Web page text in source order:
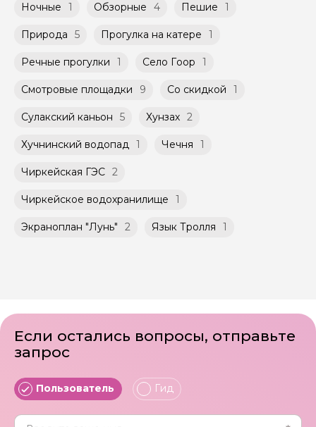
Ночные 1 Обзорные 4 Пешие 1
Природа 5 Прогулка на катере 1
Речные прогулки 1 Село Гоор 1
Смотровые площадки 9 Со скидкой 1
Сулакский каньон 5 Хунзах 2
Хучнинский водопад 1 Чечня 1
Чиркейская ГЭС 2
Чиркейское водохранилище 1
Экраноплан "Лунь" 2 Язык Тролля 1
Если остались вопросы, отправьте
запрос
Пользователь Гид